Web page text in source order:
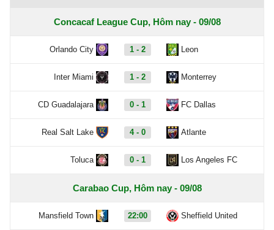
Concacaf League Cup, Hôm nay - 09/08
Orlando City 1 - 2 Leon
Inter Miami 1 - 2 Monterrey
CD Guadalajara 0 - 1 FC Dallas
Real Salt Lake 4 - 0 Atlante
Toluca 0 - 1 Los Angeles FC
Carabao Cup, Hôm nay - 09/08
Mansfield Town 22:00 Sheffield United